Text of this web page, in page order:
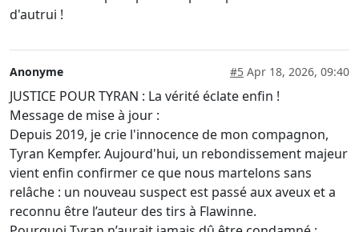
d'autrui !
Anonyme #5 Apr 18, 2026, 09:40
JUSTICE POUR TYRAN : La vérité éclate enfin !
Message de mise à jour :
Depuis 2019, je crie l'innocence de mon compagnon,
Tyran Kempfer. Aujourd'hui, un rebondissement majeur
vient enfin confirmer ce que nous martelons sans
relâche : un nouveau suspect est passé aux aveux et a
reconnu être l’auteur des tirs à Flawinne.